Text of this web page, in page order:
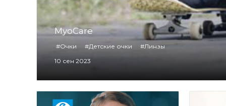
MyoCare
#Очки #Детские очки
#Линзы
10 сен 2023